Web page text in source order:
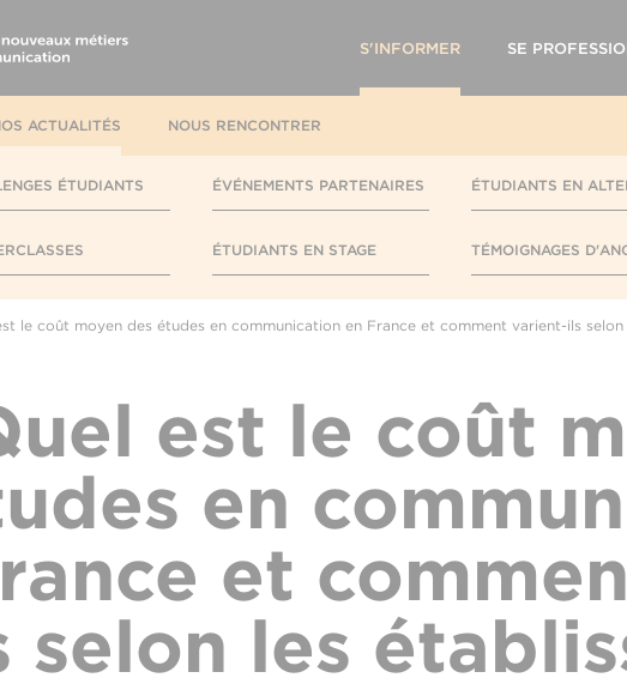
S'INFORMER SE
ACTUALITÉS NOUS RENCONTRER
ÉTUDIANTS ÉVÉNEMENTS PARTENAIRES
ÉTUDIANTS EN STAGE
ÉTUDIANTS EN
TÉMOIGNAGES
le coût moyen des études en communication en France et comment varient-ils selon
est le coût
en
et
selon les